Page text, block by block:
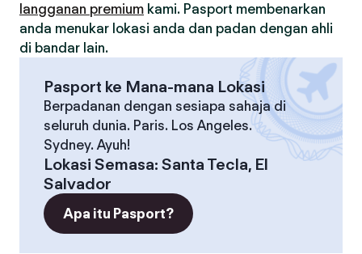
langganan premium kami. Pasport membenarkan
anda menukar lokasi anda dan padan dengan ahli
di bandar lain.
Pasport ke Mana-mana Lokasi
Berpadanan dengan sesiapa sahaja di
seluruh dunia. Paris. Los Angeles.
Sydney. Ayuh!
Lokasi Semasa: Santa Tecla, El
Salvador
Apa itu Pasport?